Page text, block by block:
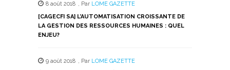
8 août 2018 , Par LOME GAZETTE
[CAGECFI SA] L’AUTOMATISATION CROISSANTE DE
LA GESTION DES RESSOURCES HUMAINES : QUEL
ENJEU?
9 août 2018 , Par LOME GAZETTE